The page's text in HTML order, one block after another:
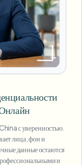
с уверенностью.
лица, фон и
данные остаются
и